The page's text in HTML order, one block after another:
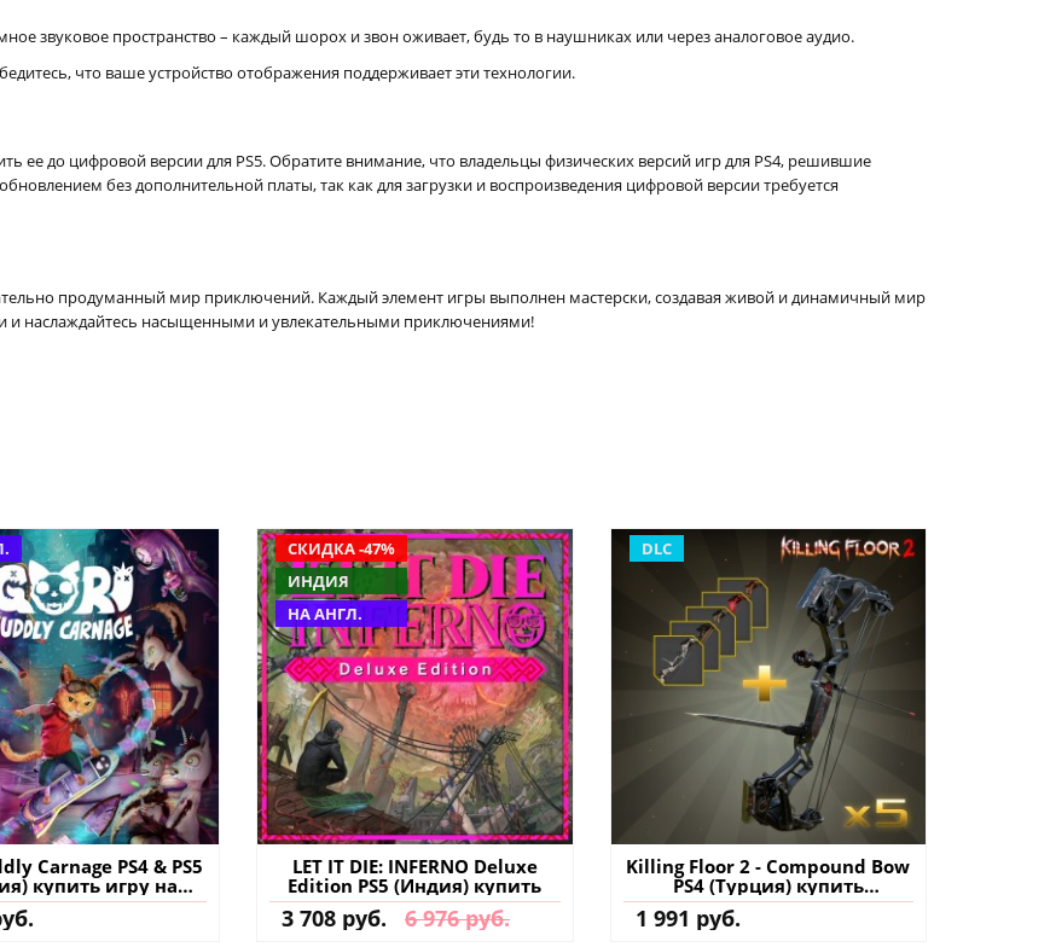
звуковое пространство – каждый шорох и звон оживает, будь то в наушниках или через аналоговое аудио.
что ваше устройство отображения поддерживает эти технологии.
ее до цифровой версии для PS5. Обратите внимание, что владельцы физических версий игр для PS4, решившие
без дополнительной платы, так как для загрузки и воспроизведения цифровой версии требуется
продуманный мир приключений. Каждый элемент игры выполнен мастерски, создавая живой и динамичный мир
и наслаждайтесь насыщенными и увлекательными приключениями!
Carnage PS4 & PS5
купить игру на
аккаунт
СКИДКА -47%
ИНДИЯ
НА АНГЛ.
LET IT DIE: INFERNO Deluxe
Edition PS5 (Индия) купить
3 708 руб. 6 976 руб.
DLC
Killing Floor 2 - Compound Bow
PS4 (Турция) купить
дополнение на аккаунт
1 991 руб.